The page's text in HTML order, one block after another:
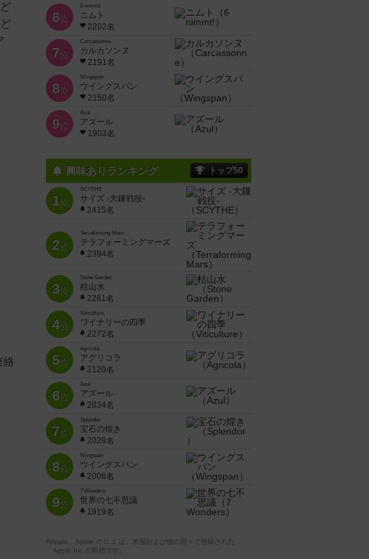
絡
6位
6 nimmt!
ニムト
2202名
7位
Carcassonne
カルカソンヌ
2191名
8位
Wingspan
ウイングスパン
2150名
9位
Azul
アズール
1903名
興味ありランキング トップ50
1位
SCYTHE
サイズ -大鎌戦役-
2415名
2位
Terraforming Mars
テラフォーミングマーズ
2394名
3位
Stone Garden
枯山水
2281名
4位
Viticulture
ワイナリーの四季
2272名
5位
Agricola
アグリコラ
2120名
6位
Azul
アズール
2034名
7位
Splendor
宝石の煌き
2028名
8位
Wingspan
ウイングスパン
2006名
9位
7 Wonders
世界の七不思議
1919名
※Apple、Apple のロゴ は、米国および他の国々で登録された
Apple Inc.の商標です。